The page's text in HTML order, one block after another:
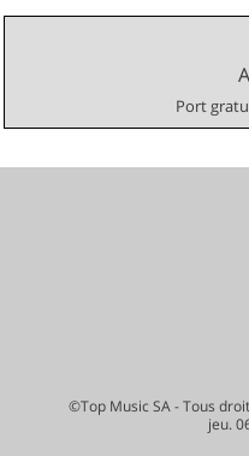
Port
©Top Music SA - Tous
jeu.